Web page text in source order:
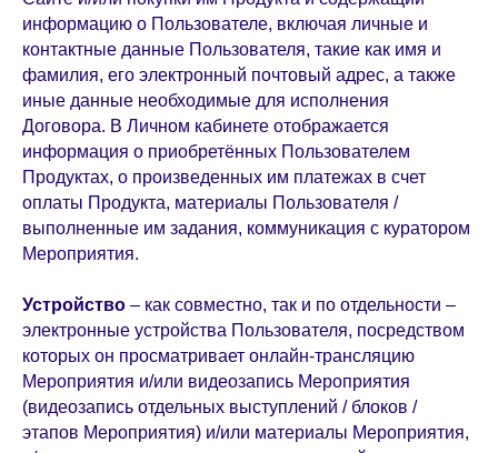
информацию о Пользователе, включая личные и
контактные данные Пользователя, такие как имя и
фамилия, его электронный почтовый адрес, а также
иные данные необходимые для исполнения
Договора. В Личном кабинете отображается
информация о приобретённых Пользователем
Продуктах, о произведенных им платежах в счет
оплаты Продукта, материалы Пользователя /
выполненные им задания, коммуникация с куратором
Мероприятия.
Устройство – как совместно, так и по отдельности –
электронные устройства Пользователя, посредством
которых он просматривает онлайн-трансляцию
Мероприятия и/или видеозапись Мероприятия
(видеозапись отдельных выступлений / блоков /
этапов Мероприятия) и/или материалы Мероприятия,